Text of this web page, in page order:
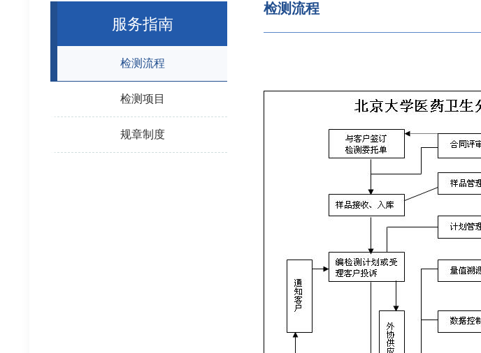
服务指南
检测流程
检测项目
规章制度
检测流程